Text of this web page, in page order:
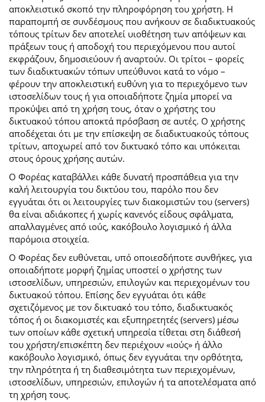
αποκλειστικό σκοπό την πληροφόρηση του χρήστη. Η
παραπομπή σε συνδέσμους που ανήκουν σε διαδικτυακούς
τόπους τρίτων δεν αποτελεί υιοθέτηση των απόψεων και
πράξεων τους ή αποδοχή του περιεχόμενου που αυτοί
εκφράζουν, δημοσιεύουν ή αναρτούν. Οι τρίτοι – φορείς
των διαδικτυακών τόπων υπεύθυνοι κατά το νόμο –
φέρουν την αποκλειστική ευθύνη για το περιεχόμενο των
ιστοσελίδων τους ή για οποιαδήποτε ζημία μπορεί να
προκύψει από τη χρήση τους, όταν ο χρήστης του
δικτυακού τόπου αποκτά πρόσβαση σε αυτές. Ο χρήστης
αποδέχεται ότι με την επίσκεψη σε διαδικτυακούς τόπους
τρίτων, αποχωρεί από τον δικτυακό τόπο και υπόκειται
στους όρους χρήσης αυτών.
Ο Φορέας καταβάλλει κάθε δυνατή προσπάθεια για την
καλή λειτουργία του δικτύου του, παρόλο που δεν
εγγυάται ότι οι λειτουργίες των διακομιστών του (servers)
θα είναι αδιάκοπες ή χωρίς κανενός είδους σφάλματα,
απαλλαγμένες από ιούς, κακόβουλο λογισμικό ή άλλα
παρόμοια στοιχεία.
Ο Φορέας δεν ευθύνεται, υπό οποιεσδήποτε συνθήκες, για
οποιαδήποτε μορφή ζημίας υποστεί ο χρήστης των
ιστοσελίδων, υπηρεσιών, επιλογών και περιεχομένων του
δικτυακού τόπου. Επίσης δεν εγγυάται ότι κάθε
σχετιζόμενος με τον δικτυακό του τόπο, διαδικτυακός
τόπος ή οι διακομιστές και εξυπηρετητές (servers) μέσω
των οποίων κάθε σχετική υπηρεσία τίθεται στη διάθεσή
του χρήστη/επισκέπτη δεν περιέχουν «ιούς» ή άλλο
κακόβουλο λογισμικό, όπως δεν εγγυάται την ορθότητα,
την πληρότητα ή τη διαθεσιμότητα των περιεχομένων,
ιστοσελίδων, υπηρεσιών, επιλογών ή τα αποτελέσματα από
τη χρήση τους.